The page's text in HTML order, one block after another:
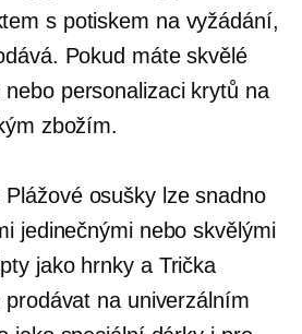
s potiskem na vyžádání,
Pokud máte skvělé
personalizaci krytů na
zbožím.
Plážové osušky lze snadno
jedinečnými nebo skvělými
jako hrnky a Trička
na univerzálním